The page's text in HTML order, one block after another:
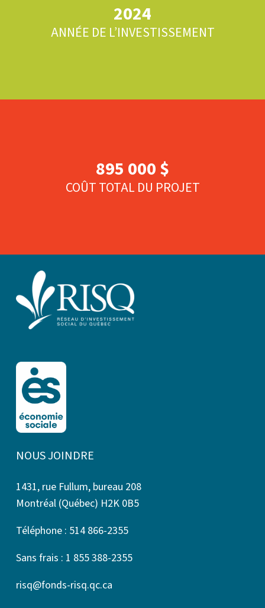
2024
ANNÉE DE L’INVESTISSEMENT
895 000 $
COÛT TOTAL DU PROJET
NOUS JOINDRE
1431, rue Fullum, bureau 208
Montréal (Québec) H2K 0B5
Téléphone : 514 866-2355
Sans frais : 1 855 388-2355
risq@fonds-risq.qc.ca